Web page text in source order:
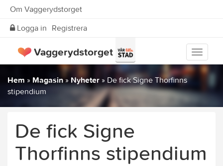
Om Vaggerydstorget
Logga in Registrera
Visa
meny
Vaggerydstorget
Hem » Magasin» Nyheter » De fick Signe Thorfinns
stipendium
De fick Signe
Thorfinns stipendium